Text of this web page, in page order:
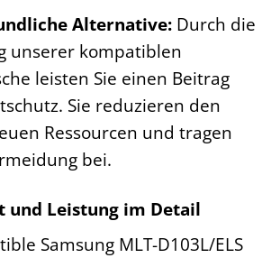
Alternative:Durch die
unserer kompatiblen
leisten Sie einen Beitrag
Sie reduzieren den
Ressourcen und tragen
bei.
Leistung im Detail
Samsung MLT-D103L/ELS